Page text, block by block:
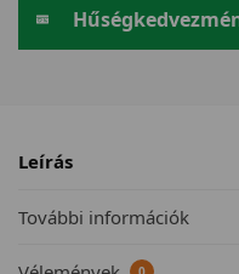
Leírás
További információk